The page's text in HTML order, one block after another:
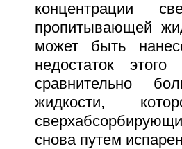
концентрации
пропитывающей
может быть
недостаток
сравнительно
жидкости,
снова путем